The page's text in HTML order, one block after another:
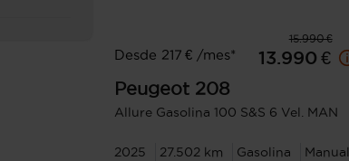
15.990 €
Desde 217 € /mes*
13.990 €
Peugeot 208
Allure Gasolina 100 S&S 6 Vel. MAN
2025 27.502 km Gasolina Manual